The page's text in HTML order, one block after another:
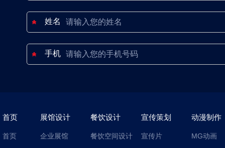
姓名
手机
首页
首页
展馆设计
企业展馆
餐饮设计
餐饮空间设计
宣传策划
宣传片
动漫制作
MG动画